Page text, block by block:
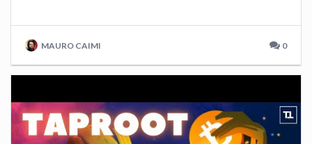
MAURO CAIMI 0